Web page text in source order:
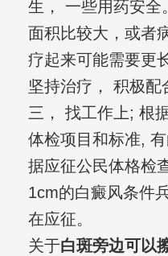
生， 一些用药安全
面积比较大，或者
疗起来可能需要更
坚持治疗， 积极
三， 找工作上; 根
体检项目和标准,
据应征公民体格检
1cm的白癜风条件
在应征。
关于白斑旁边可以